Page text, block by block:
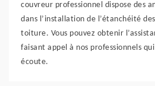
couvreur professionnel dispose des
dans l’installation de l’étanchéité
toiture. Vous pouvez obtenir
faisant appel à nos professionnels
écoute.